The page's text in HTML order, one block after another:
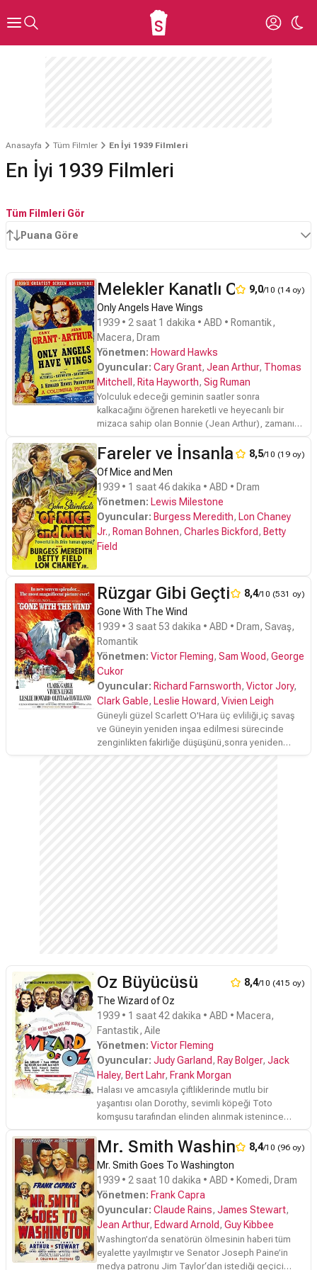
Anasayfa Tüm Filmler En İyi 1939 Filmleri
En İyi 1939 Filmleri
Tüm Filmleri Gör
Puana Göre
Melekler Kanatlı Olur9,0/10 (14 oy)
Only Angels Have Wings
1939 • 2 saat 1 dakika • ABD • Romantik,
Macera, Dram
Yönetmen: Howard Hawks
Oyuncular: Cary Grant, Jean Arthur, Thomas
Mitchell , Rita Hayworth, Sig Ruman
Yolculuk edeceği geminin saatler sonra
kalkacağını öğrenen hareketli ve heyecanlı bir
mizaca sahip olan Bonnie (Jean Arthur), zamanını,
Geoff Carter (Cary Grant)’ın yerinde geçirmeye
alanına sahip olan ve aynı zamanda alanın
işletmeciliğini de yapan Geoff, kuralcı ve katı yapısı
yüzünden o gece bir pilotun ölümüne sebep
olur.Olumsuz hava koşullarına aldırmadan uçuş izni
veren Geoff, pilotun ölümünden etkilenen genç
kadına, bunun bir iş kazası olduğunu anlatır. Patron
fırsatı yakalar ve o an Geoff’a aşık olur.
Fareler ve İnsanlar 8,5/10 (19 oy)
Of Mice and Men
1939 • 1 saat 46 dakika • ABD • Dram
Yönetmen: Lewis Milestone
Oyuncular: Burgess Meredith, Lon Chaney
Jr., Roman Bohnen, Charles Bickford, Betty
Field
Rüzgar Gibi Geçti 8,4/10 (531 oy)
Gone With The Wind
1939 • 3 saat 53 dakika • ABD • Dram, Savaş,
Romantik
Yönetmen: Victor Fleming, Sam Wood, George
Cukor
Oyuncular: Richard Farnsworth, Victor Jory,
Clark Gable, Leslie Howard, Vivien Leigh
Güneyli güzel Scarlett O'Hara üç evliliği,iç savaş
ve Güneyin yeniden inşaa edilmesi sürecinde
zenginlikten fakirliğe düşüşünü,sonra yeniden
zenginliğe kavuşmasını anlatan film, Margaret
Oz Büyücüsü 8,4/10 (415 oy)
The Wizard of Oz
1939 • 1 saat 42 dakika • ABD • Macera,
Fantastik, Aile
Yönetmen: Victor Fleming
Oyuncular: Judy Garland, Ray Bolger, Jack
Haley, Bert Lahr, Frank Morgan
Halası ve amcasıyla çiftliklerinde mutlu bir
yaşantısı olan Dorothy, sevimli köpeği Toto
komşusu tarafından elinden alınmak istenince
sırada bir hortuma yakalanır ve kendisini Oz'un
Doğu'nun Kötü Cadısı'na aittir. Onu öldüren
Dorothy birden bire Oz'un en ünlü şahsiyeti haline
gelir. Kardeşini öldüren Dorothy'den intikam almak
isteyen Batı'nın kötü cadısı, genç kızın peşine
düşer. Cadıdan kaçan Dorothy, Oz Büyücüsü'nün
yardımını istemek için onun yaşadığı Zümrüt
Şehri'ne gider. Dorothy, yolda 3 yeni arkadaş edinir.
Kalpsiz Teneke Adam, beyinsiz Korkuluk ve korkak
Mr. Smith Washington'a
8,4/10 (96 oy)
Mr. Smith Goes To Washington
1939 • 2 saat 10 dakika • ABD • Komedi, Dram
Yönetmen: Frank Capra
Oyuncular: Claude Rains, James Stewart,
Jean Arthur, Edward Arnold, Guy Kibbee
Washington’da senatörün ölmesinin haberi tüm
eyalette yayılmıştır ve Senator Joseph Paine’in
medya patronu Jim Taylor‘dan istediği geçici